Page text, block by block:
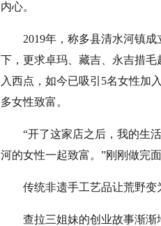
内心。
2019年，称多县清水河镇成
下，更求卓玛、藏吉、永吉措
入西点，如今已吸引5名女性加
多女性致富。
“开了这家店之后，我的生活
河的女性一起致富。”刚刚做完
传统非遗手工艺品让荒野变
查拉三姐妹的创业故事渐渐地